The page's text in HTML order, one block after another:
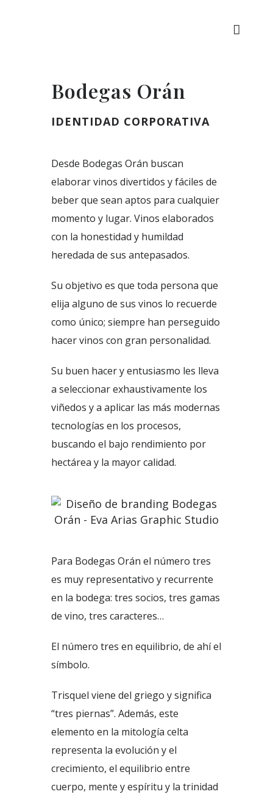
Bodegas Orán
IDENTIDAD CORPORATIVA
Desde Bodegas Orán buscan
elaborar vinos divertidos y fáciles de
beber que sean aptos para cualquier
momento y lugar. Vinos elaborados
con la honestidad y humildad
heredada de sus antepasados.
Su objetivo es que toda persona que
elija alguno de sus vinos lo recuerde
como único; siempre han perseguido
hacer vinos con gran personalidad.
Su buen hacer y entusiasmo les lleva
a seleccionar exhaustivamente los
viñedos y a aplicar las más modernas
tecnologías en los procesos,
buscando el bajo rendimiento por
hectárea y la mayor calidad.
Para Bodegas Orán el número tres
es muy representativo y recurrente
en la bodega: tres socios, tres gamas
de vino, tres caracteres…
El número tres en equilibrio, de ahí el
símbolo.
Trisquel viene del griego y significa
“tres piernas”. Además, este
elemento en la mitología celta
representa la evolución y el
crecimiento, el equilibrio entre
cuerpo, mente y espíritu y la trinidad